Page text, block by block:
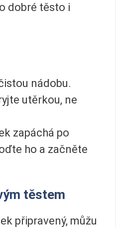
dobré těsto i
nádobu.
utěrkou, ne
zapáchá po
ho a začněte
těstem
připravený, můžu